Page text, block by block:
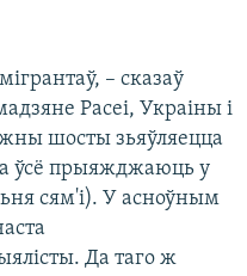
– сказаў
Расеі, Украіны і
шосты зьяўляецца
ўсё прыяжджаюць у
сям'і). У асноўным
Да таго ж